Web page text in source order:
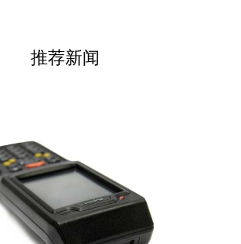
推荐新闻